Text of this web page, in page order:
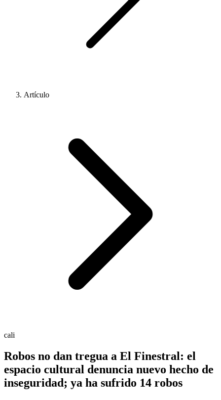
Artículo
cali
Robos no dan tregua a El Finestral: el
espacio cultural denuncia nuevo hecho de
inseguridad; ya ha sufrido 14 robos